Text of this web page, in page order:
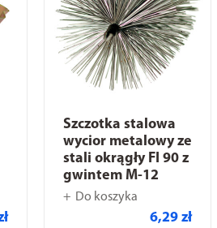
Szczotka stalowa
wycior metalowy ze
stali okrągły FI 90 z
gwintem M-12
Do koszyka
6,29 zł